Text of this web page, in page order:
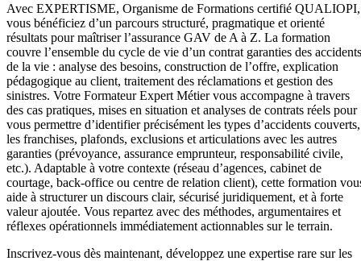
Avec EXPERTISME, Organisme de Formations certifié QUALIOPI,
vous bénéficiez d’un parcours structuré, pragmatique et orienté
résultats pour maîtriser l’assurance GAV de A à Z. La formation
couvre l’ensemble du cycle de vie d’un contrat garanties des accidents
de la vie : analyse des besoins, construction de l’offre, explication
pédagogique au client, traitement des réclamations et gestion des
sinistres. Votre Formateur Expert Métier vous accompagne à travers
des cas pratiques, mises en situation et analyses de contrats réels pour
vous permettre d’identifier précisément les types d’accidents couverts,
les franchises, plafonds, exclusions et articulations avec les autres
garanties (prévoyance, assurance emprunteur, responsabilité civile,
etc.). Adaptable à votre contexte (réseau d’agences, cabinet de
courtage, back-office ou centre de relation client), cette formation
aide à structurer un discours clair, sécurisé juridiquement, et à forte
valeur ajoutée. Vous repartez avec des méthodes, argumentaires et
réflexes opérationnels immédiatement actionnables sur le terrain.
Inscrivez-vous dès maintenant, développez une expertise rare sur les